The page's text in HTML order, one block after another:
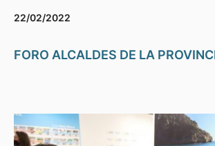
22/02/2022
FORO ALCALDES DE LA